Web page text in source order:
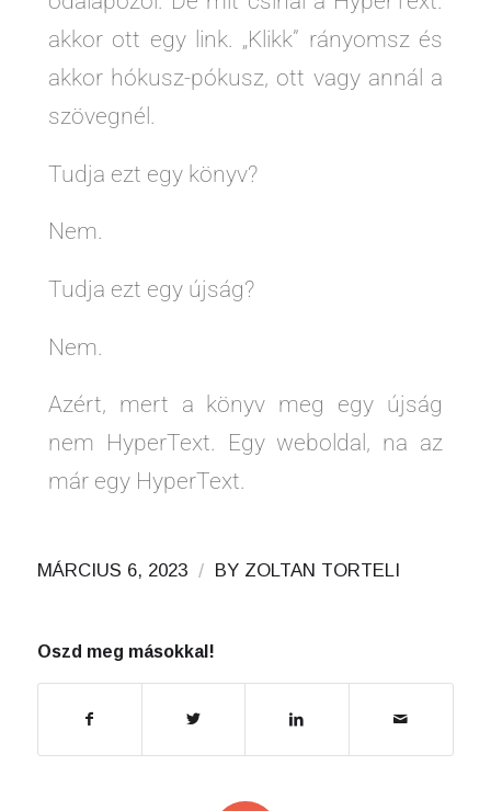
akkor ott egy link. „Klikk” rányomsz és
akkor hókusz-pókusz, ott vagy annál a
szövegnél.
Tudja ezt egy könyv?
Nem.
Tudja ezt egy újság?
Nem.
Azért, mert a könyv meg egy újság
nem HyperText. Egy weboldal, na az
már egy HyperText.
MÁRCIUS 6, 2023 / BY ZOLTAN TORTELI
Oszd meg másokkal!